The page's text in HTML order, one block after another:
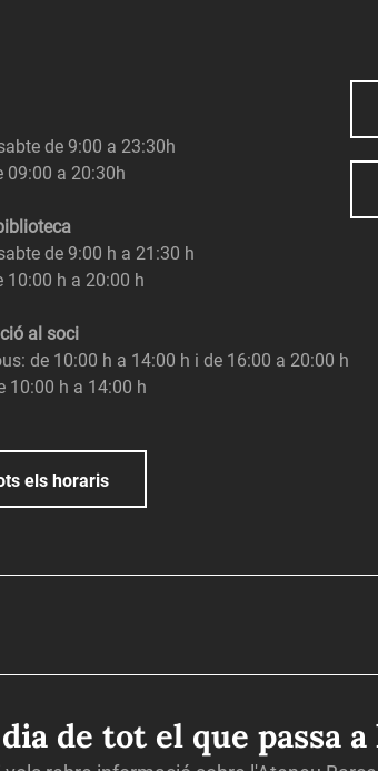
de 9:00 a 23:30h
09:00 a 20:30h
de 9:00 h a 21:30 h
10:00 h a 20:00 h
al soci
de 10:00 h a 14:00 h i de 16:00 a 20:00 h
10:00 h a 14:00 h
els horaris
de tot el que passa a